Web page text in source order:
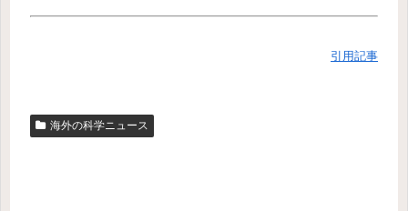
引用記事
海外の科学ニュース